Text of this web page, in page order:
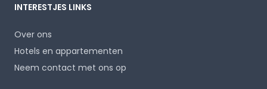
INTERESTJES LINKS
Over ons
Hotels en appartementen
Neem contact met ons op